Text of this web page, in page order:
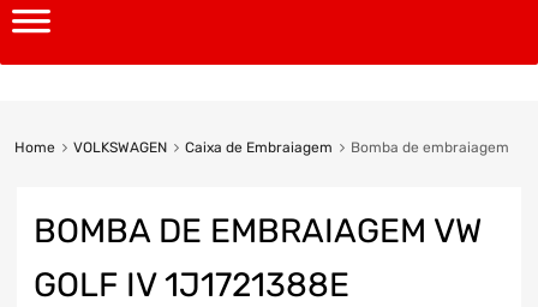
Home VOLKSWAGEN Caixa de Embraiagem Bomba de embraiagem
BOMBA DE EMBRAIAGEM VW
GOLF IV 1J1721388E